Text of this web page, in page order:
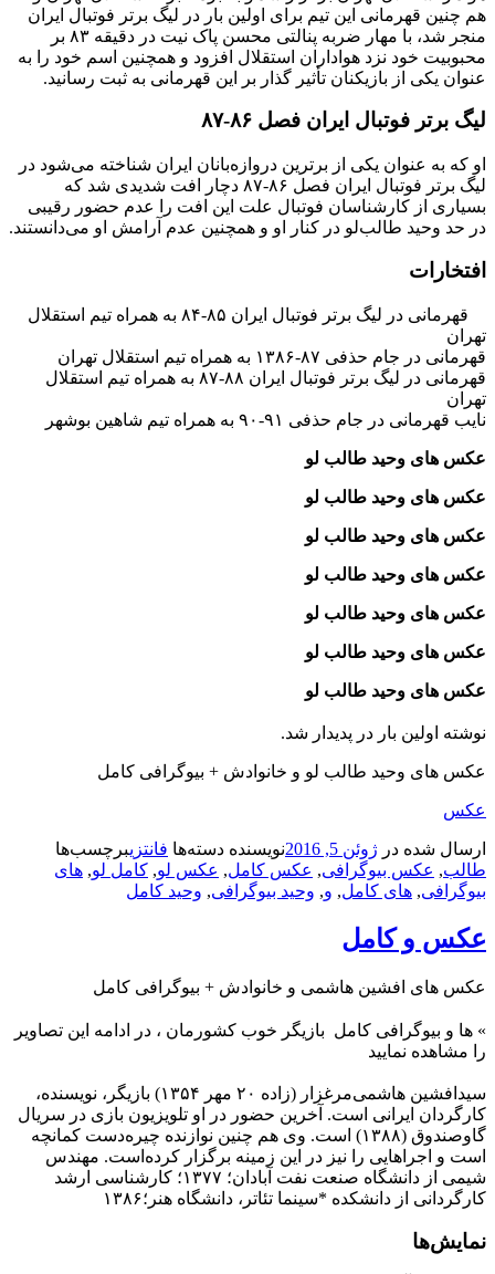
هم چنین قهرمانی این تیم برای اولین بار در لیگ برتر فوتبال ایران
منجر شد، با مهار ضربه پنالتی محسن پاک نیت در دقیقه ۸۳ بر
محبوبیت خود نزد هواداران استقلال افزود و همچنین اسم خود را به
عنوان یکی از بازیکنان تأثیر گذار بر این قهرمانی به ثبت رسانید.
لیگ برتر فوتبال ایران فصل ۸۶-۸۷
او که به عنوان یکی از برترین دروازه‌بانان ایران شناخته می‌شود در
لیگ برتر فوتبال ایران فصل ۸۶-۸۷ دچار افت شدیدی شد که
بسیاری از کارشناسان فوتبال علت این افت را عدم حضور رقیبی
در حد وحید طالب‌لو در کنار او و همچنین عدم آرامش او می‌دانستند.
افتخارات
قهرمانی در لیگ برتر فوتبال ایران ۸۵-۸۴ به همراه تیم استقلال
تهران
قهرمانی در جام حذفی ۸۷-۱۳۸۶ به همراه تیم استقلال تهران
قهرمانی در لیگ برتر فوتبال ایران ۸۸-۸۷ به همراه تیم استقلال
تهران
نایب قهرمانی در جام حذفی ۹۱-۹۰ به همراه تیم شاهین بوشهر
عکس های وحید طالب‌ لو
عکس های وحید طالب‌ لو
عکس های وحید طالب‌ لو
عکس های وحید طالب‌ لو
عکس های وحید طالب‌ لو
عکس های وحید طالب‌ لو
عکس های وحید طالب‌ لو
نوشته اولین بار در پدیدار شد.
عکس های وحید طالب‌ لو و خانوادش + بیوگرافی کامل
عکس
ارسال شده در ژوئن 5, 2016 نویسنده دسته‌ها فانتزیبرچسب‌ها
طالب‌, عکس بیوگرافی, عکس کامل, عکس لو, کامل لو, های
بیوگرافی, های کامل, و, وحید بیوگرافی, وحید کامل
عکس و کامل
عکس های افشین هاشمی و خانوادش + بیوگرافی کامل
» ها و بیوگرافی کامل بازیگر خوب کشورمان ، در ادامه این تصاویر
را مشاهده نمایید
سیدافشین هاشمی‌مرغزار (زاده ۲۰ مهر ۱۳۵۴) بازیگر، نویسنده،
کارگردان ایرانی است. آخرین حضور در او تلویزیون بازی در سریال
گاوصندوق (۱۳۸۸) است. وی هم چنین نوازنده چیره‌دست کمانچه
است و اجراهایی را نیز در این زمینه برگزار کرده‌است. مهندس
شیمی از دانشگاه صنعت نفت آبادان؛ ۱۳۷۷؛ کارشناسی ارشد
کارگردانی از دانشکده *سینما تئاتر، دانشگاه هنر؛۱۳۸۶
نمایش‌ها